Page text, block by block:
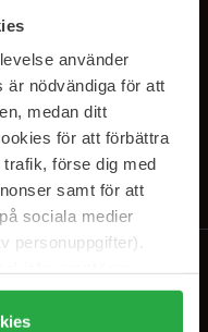
använder
nödvändiga för att
medan ditt
för att förbättra
förse dig med
samt för att
sociala medier
personuppgifter).
accepterar du
kan anpassa
. Du kan melde deg